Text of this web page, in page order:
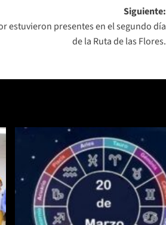
Siguiente:
estuvieron presentes en el segundo día
de la Ruta de las Flores.